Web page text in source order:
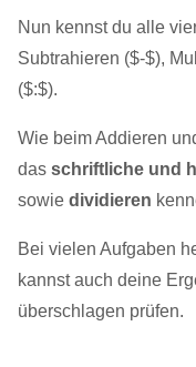
Nun kennst du alle
Subtrahieren ($-$),
($:$).
Wie beim Addieren
das schriftliche und
sowie dividieren
Bei vielen Aufgaben
kannst auch deine
überschlagen prüfen.